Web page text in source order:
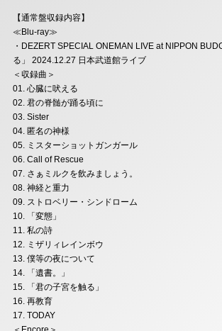
【通常盤収録内容】
≪Blu-ray≫
・DEZERT SPECIAL ONEMAN LIVE at NIPPON
る」 2024.12.27 日本武道館ライブ
＜収録曲＞
01. 心臓に吠える
02. 君の脊髄が踊る頃に
03. Sister
04. 匿名の神様
05. ミスターショットガンガール
06. Call of Rescue
07. さぁミルクを飲みましょう。
08. 神経と重力
09. ストロベリー・シンドローム
10. 「変態」
11. 私の詩
12. ミザリィレインボウ
13. 僕等の夜について
14. 「遺書。」
15. 「君の子宮を触る」
16. 再教育
17. TODAY